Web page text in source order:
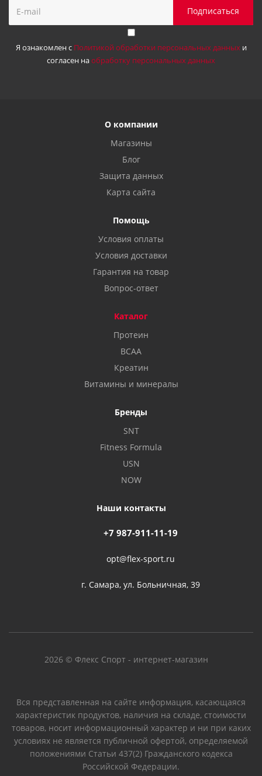
Я ознакомлен с Политикой обработки персональных данныхи
согласен наобработку персональных данных
О компании
Магазины
Блог
Защита данных
Карта сайта
Помощь
Условия оплаты
Условия доставки
Гарантия на товар
Вопрос-ответ
Каталог
Протеин
BCAA
Креатин
Витамины и минералы
Бренды
SNT
Fitness Formula
USN
NOW
Наши контакты
+7 987-911-11-19
opt@flex-sport.ru
г. Самара, ул. Больничная, 39
2026 © Флекс Спорт - интернет-магазин
Вся представленная на сайте информация, касающаяся
характеристик продуктов, наличия на складе, стоимости
товаров, носит информационный характер и ни при каких
условиях не является публичной офертой, определяемой
положениями Статьи 437(2) Гражданского кодекса
Российской Федерации.